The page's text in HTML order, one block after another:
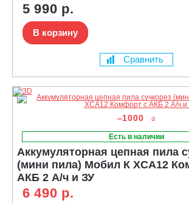
5 990 р.
В корзину
Сравнить
–1000
Есть в наличии
Аккумуляторная цепная пила
(мини пила) Мобил К XCA12
АКБ 2 А/ч и ЗУ
6 490 р.